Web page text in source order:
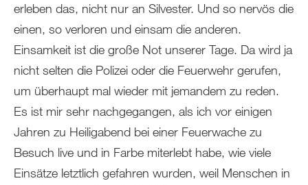
erleben das, nicht nur an Silvester. Und so nervös die
einen, so verloren und einsam die anderen.
Einsamkeit ist die große Not unserer Tage. Da wird ja
nicht selten die Polizei oder die Feuerwehr gerufen,
um überhaupt mal wieder mit jemandem zu reden.
Es ist mir sehr nachgegangen, als ich vor einigen
Jahren zu Heiligabend bei einer Feuerwache zu
Besuch live und in Farbe miterlebt habe, wie viele
Einsätze letztlich gefahren wurden, weil Menschen in